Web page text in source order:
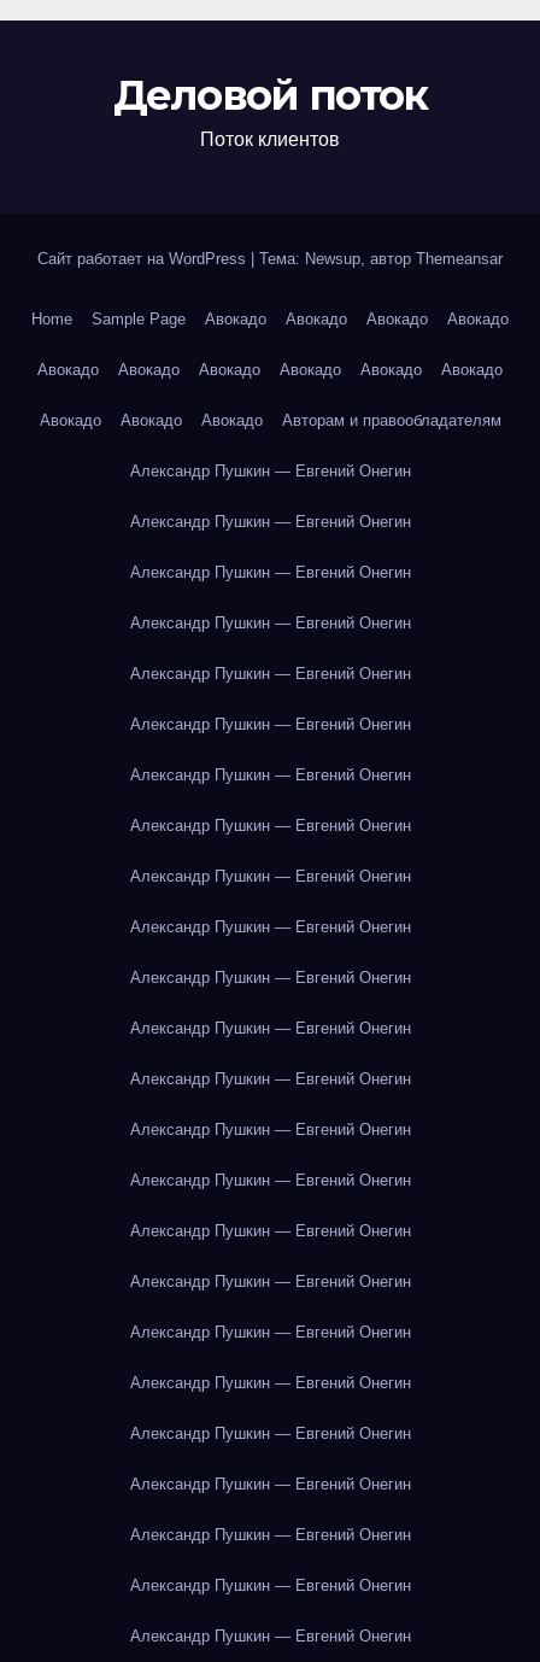
Деловой поток
Поток клиентов
Сайт работает на WordPress Тема: Newsup, автор Themeansar
Home Sample Page Авокадо Авокадо Авокадо Авокадо
Авокадо Авокадо Авокадо Авокадо Авокадо Авокадо
Авокадо Авокадо Авокадо Авторам и правообладателям
Александр Пушкин — Евгений Онегин
Александр Пушкин — Евгений Онегин
Александр Пушкин — Евгений Онегин
Александр Пушкин — Евгений Онегин
Александр Пушкин — Евгений Онегин
Александр Пушкин — Евгений Онегин
Александр Пушкин — Евгений Онегин
Александр Пушкин — Евгений Онегин
Александр Пушкин — Евгений Онегин
Александр Пушкин — Евгений Онегин
Александр Пушкин — Евгений Онегин
Александр Пушкин — Евгений Онегин
Александр Пушкин — Евгений Онегин
Александр Пушкин — Евгений Онегин
Александр Пушкин — Евгений Онегин
Александр Пушкин — Евгений Онегин
Александр Пушкин — Евгений Онегин
Александр Пушкин — Евгений Онегин
Александр Пушкин — Евгений Онегин
Александр Пушкин — Евгений Онегин
Александр Пушкин — Евгений Онегин
Александр Пушкин — Евгений Онегин
Александр Пушкин — Евгений Онегин
Александр Пушкин — Евгений Онегин